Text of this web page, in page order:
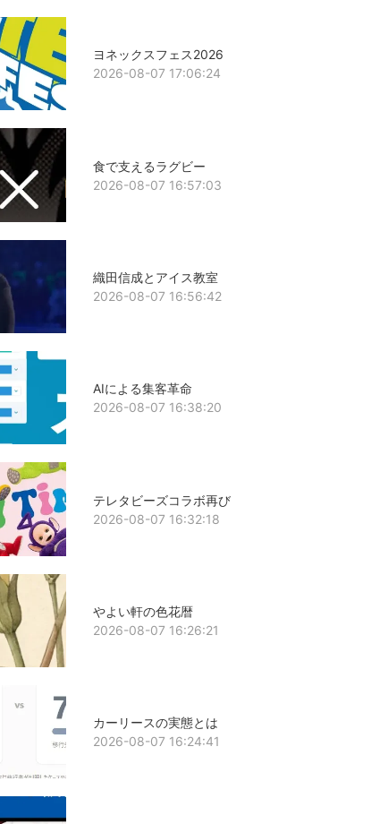
ヨネックスフェス2026
2026-08-07 17:06:24
食で支えるラグビー
2026-08-07 16:57:03
織田信成とアイス教室
2026-08-07 16:56:42
AIによる集客革命
2026-08-07 16:38:20
テレタビーズコラボ再び
2026-08-07 16:32:18
やよい軒の色花暦
2026-08-07 16:26:21
カーリースの実態とは
2026-08-07 16:24:41